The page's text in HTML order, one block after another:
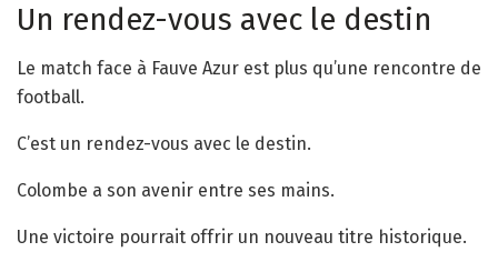
Un rendez-vous avec le destin
Le match face à Fauve Azur est plus qu’une rencontre de
football.
C’est un rendez-vous avec le destin.
Colombe a son avenir entre ses mains.
Une victoire pourrait offrir un nouveau titre historique.